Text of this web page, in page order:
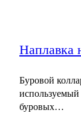
Наплавка
Буровой
используемый
буровых…